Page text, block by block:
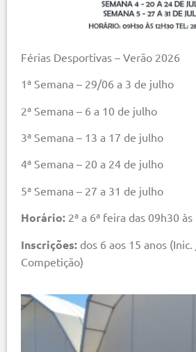
Férias Desportivas – Verão 2026
1ª Semana – 29/06 a 3 de julho
2ª Semana – 6 a 10 de julho
3ª Semana – 13 a 17 de julho
4ª Semana – 20 a 24 de julho
5ª Semana – 27 a 31 de julho
Horário: 2ª a 6ª feira das 09h30
Inscrições: dos 6 aos 15 anos
Competição)